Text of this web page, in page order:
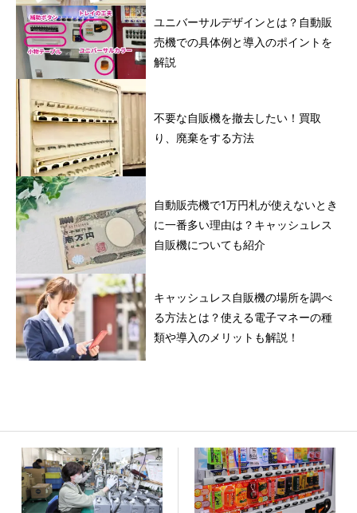
ユニバーサルデザインとは？自動販
売機での具体例と導入のポイントを
解説
不要な自販機を撤去したい！買取
り、廃棄をする方法
自動販売機で1万円札が使えないとき
に一番多い理由は？キャッシュレス
自販機についても紹介
キャッシュレス自販機の場所を調べ
る方法とは？使える電子マネーの種
類や導入のメリットも解説！